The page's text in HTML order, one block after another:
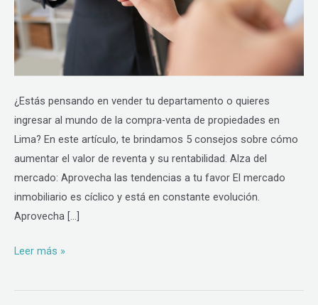
¿Estás pensando en vender tu departamento o quieres
ingresar al mundo de la compra-venta de propiedades en
Lima? En este artículo, te brindamos 5 consejos sobre cómo
aumentar el valor de reventa y su rentabilidad. Alza del
mercado: Aprovecha las tendencias a tu favor El mercado
inmobiliario es cíclico y está en constante evolución.
Aprovecha […]
Leer más »